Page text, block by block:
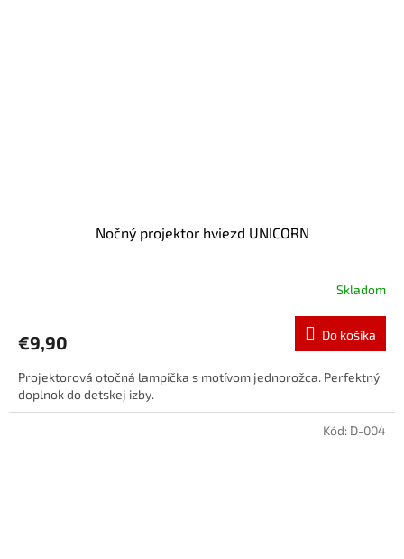
Nočný projektor hviezd UNICORN
Skladom
€9,90 Do košíka
Projektorová otočná lampička s motívom jednorožca. Perfektný
doplnok do detskej izby.
Kód: D-004